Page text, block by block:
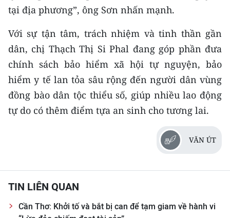
tại địa phương”, ông Sơn nhấn mạnh.
Với sự tận tâm, trách nhiệm và tinh thần gần
dân, chị Thạch Thị Si Phal đang góp phần đưa
chính sách bảo hiểm xã hội tự nguyện, bảo
hiểm y tế lan tỏa sâu rộng đến người dân vùng
đồng bào dân tộc thiểu số, giúp nhiều lao động
tự do có thêm điểm tựa an sinh cho tương lai.
VĂN ÚT
TIN LIÊN QUAN
Cần Thơ: Khởi tố và bắt bị can để tạm giam về hành vi